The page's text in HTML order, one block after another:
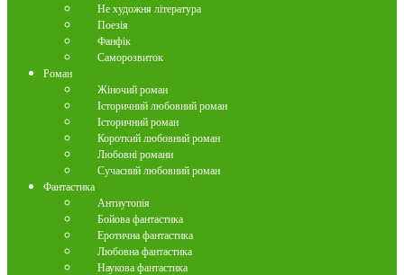
Не художня література
Поезія
Фанфік
Саморозвиток
Роман
Жіночий роман
Історичний любовний роман
Історичний роман
Короткий любовний роман
Любовні романи
Сучасний любовний роман
Фантастика
Антиутопія
Бойова фантастика
Еротична фантастика
Любовна фантастика
Наукова фантастика